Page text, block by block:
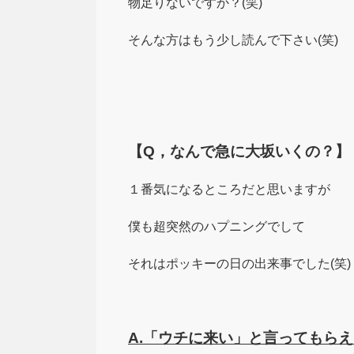
そんな方はもう少し読んで下さい(笑)
【Q，なんで急に大坂いくの？】
１番気になるところだと思いますが
僕も超突然のハプニングでして
それはポッキーの日の出来事でした(笑)
A.「ウチに来い」と言ってもら